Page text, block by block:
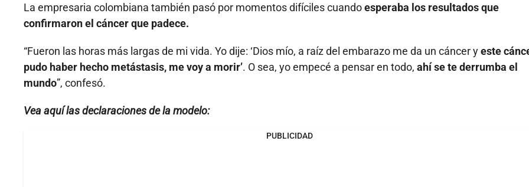
La empresaria colombiana también pasó por momentos difíciles cuandoesperaba los resultados que
confirmaron el cáncer que padece.
“Fueron las horas más largas de mi vida. Yo dije: ‘Dios mío, a raíz del embarazo me da un cáncer yeste
pudo haber hecho metástasis, me voy a morir’. O sea, yo empecé a pensar en todo, ahí se te derrumba el
mundo”, confesó.
Vea aquí las declaraciones de la modelo:
PUBLICIDAD